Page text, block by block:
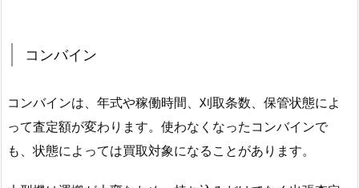
コンバイン
コンバインは、年式や稼働時間、刈取条数、保管状態によ
って査定額が変わります。使わなくなったコンバインで
も、状態によっては買取対象になることがあります。